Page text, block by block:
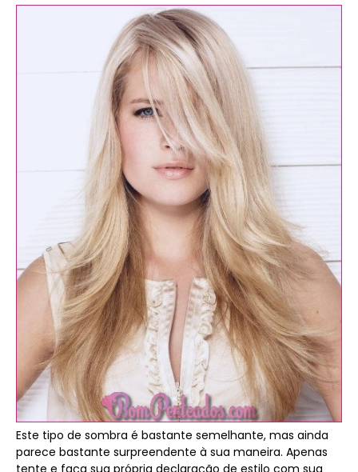
Este tipo de sombra é bastante semelhante, mas ainda
parece bastante surpreendente à sua maneira. Apenas
tente e faça sua própria declaração de estilo com sua